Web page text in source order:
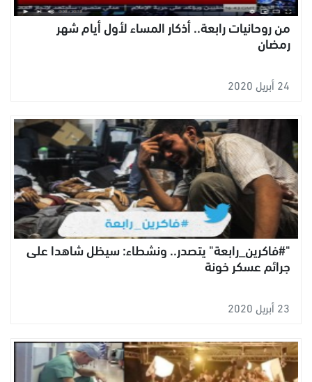
من روحانيات رابعة.. أذكار المساء لأول أيام شهر
رمضان
24 أبريل 2020
"#فاكرين_رابعة" يتصدر.. ونشطاء: سيظل شاهدا على
جرائم عسكر خونة
23 أبريل 2020